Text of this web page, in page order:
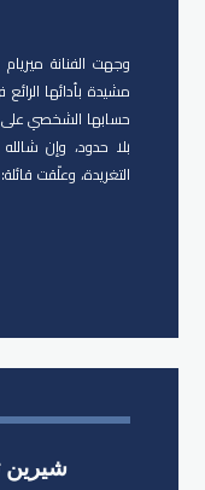
وجهت الفنانة
مشيدة بأدائها
حسابها الشخصي على
بلا حدود، وإن شالله
التغريدة، وعلّقت
شيرين